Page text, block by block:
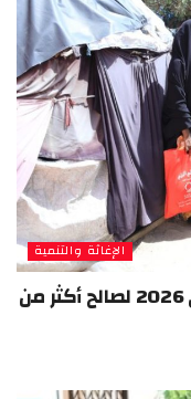
الإغاثة والتنمية
قطر الخيرية تختتم مشروع الأضاحي 2026 لصالح أكثر من